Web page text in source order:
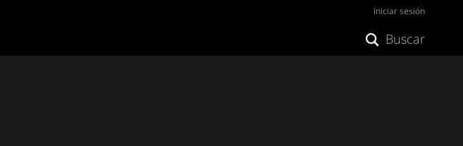
Iniciar sesión
Buscar